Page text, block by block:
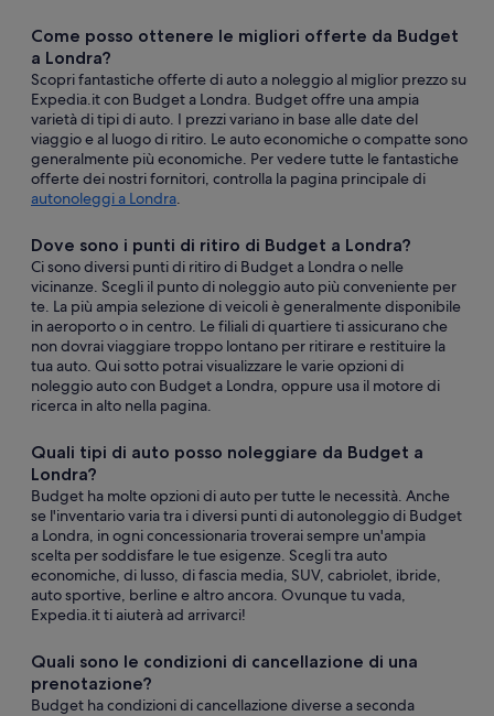
Come posso ottenere le migliori offerte da Budget
a Londra?
Scopri fantastiche offerte di auto a noleggio al miglior prezzo su
Expedia.it con Budget a Londra. Budget offre una ampia
varietà di tipi di auto. I prezzi variano in base alle date del
viaggio e al luogo di ritiro. Le auto economiche o compatte sono
generalmente più economiche. Per vedere tutte le fantastiche
offerte dei nostri fornitori, controlla la pagina principale di
autonoleggi a Londra.
Dove sono i punti di ritiro di Budget a Londra?
Ci sono diversi punti di ritiro di Budget a Londra o nelle
vicinanze. Scegli il punto di noleggio auto più conveniente per
te. La più ampia selezione di veicoli è generalmente disponibile
in aeroporto o in centro. Le filiali di quartiere ti assicurano che
non dovrai viaggiare troppo lontano per ritirare e restituire la
tua auto. Qui sotto potrai visualizzare le varie opzioni di
noleggio auto con Budget a Londra, oppure usa il motore di
ricerca in alto nella pagina.
Quali tipi di auto posso noleggiare da Budget a
Londra?
Budget ha molte opzioni di auto per tutte le necessità. Anche
se l'inventario varia tra i diversi punti di autonoleggio di Budget
a Londra, in ogni concessionaria troverai sempre un'ampia
scelta per soddisfare le tue esigenze. Scegli tra auto
economiche, di lusso, di fascia media, SUV, cabriolet, ibride,
auto sportive, berline e altro ancora. Ovunque tu vada,
Expedia.it ti aiuterà ad arrivarci!
Quali sono le condizioni di cancellazione di una
prenotazione?
Budget ha condizioni di cancellazione diverse a seconda